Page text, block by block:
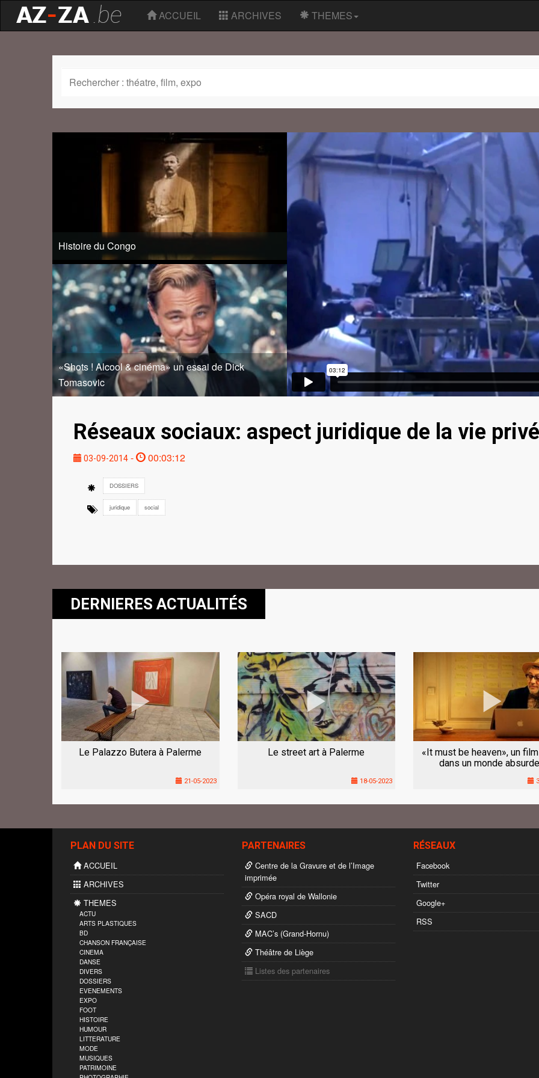
ACCUEIL ARCHIVES THEMES
Histoire du Congo
«Shots ! Alcool & cinéma» un essai de Dick
Tomasovic
Réseaux sociaux: aspect juridique de la vie
03-09-2014 - 00:03:12
DOSSIERS
juridique social
DERNIERES ACTUALITÉS
Le Palazzo Butera à Palerme
21-05-2023
Le street art à Palerme
18-05-2023
«It must be heaven», un
dans un monde
PLAN DU SITE
ACCUEIL
ARCHIVES
THEMES
ACTU
ARTS PLASTIQUES
BD
CHANSON FRANÇAISE
CINEMA
DANSE
DIVERS
DOSSIERS
EVENEMENTS
EXPO
FOOT
HISTOIRE
HUMOUR
LITTERATURE
MODE
MUSIQUES
PATRIMOINE
PARTENAIRES
Centre de la Gravure et de l’Image
imprimée
Opéra royal de Wallonie
SACD
MAC’s (Grand-Hornu)
Théâtre de Liège
Listes des partenaires
RÉSEAUX
Facebook
Twitter
Google+
RSS